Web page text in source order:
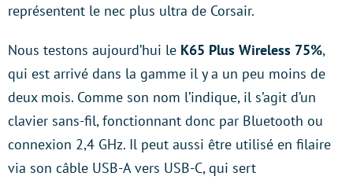
représentent le nec plus ultra de Corsair.
Nous testons aujourd’hui le K65 Plus Wireless 75%,
qui est arrivé dans la gamme il y a un peu moins de
deux mois. Comme son nom l’indique, il s’agit d’un
clavier sans-fil, fonctionnant donc par Bluetooth ou
connexion 2,4 GHz. Il peut aussi être utilisé en filaire
via son câble USB-A vers USB-C, qui sert